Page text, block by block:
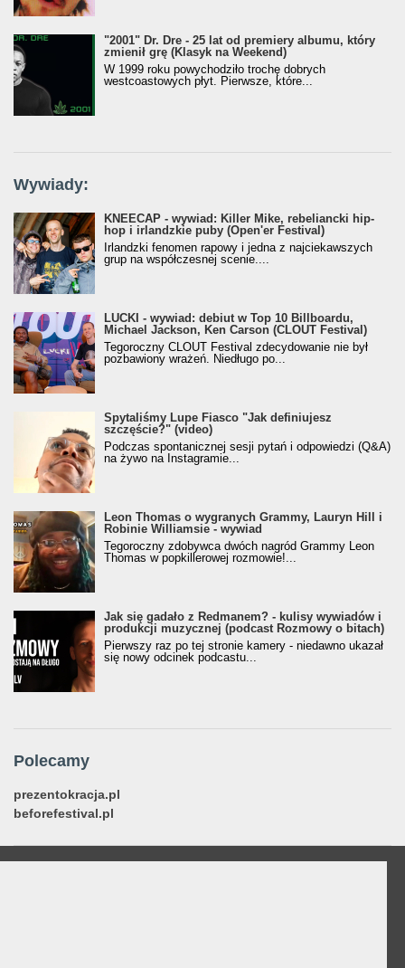
"2001" Dr. Dre - 25 lat od premiery albumu, który
zmienił grę (Klasyk na Weekend)
W 1999 roku powychodziło trochę dobrych
westcoastowych płyt. Pierwsze, które...
Wywiady:
KNEECAP - wywiad: Killer Mike, rebeliancki hip-
hop i irlandzkie puby (Open'er Festival)
Irlandzki fenomen rapowy i jedna z najciekawszych
grup na współczesnej scenie....
LUCKI - wywiad: debiut w Top 10 Billboardu,
Michael Jackson, Ken Carson (CLOUT Festival)
Tegoroczny CLOUT Festival zdecydowanie nie był
pozbawiony wrażeń. Niedługo po...
Spytaliśmy Lupe Fiasco "Jak definiujesz
szczęście?" (video)
Podczas spontanicznej sesji pytań i odpowiedzi (Q&A)
na żywo na Instagramie...
Leon Thomas o wygranych Grammy, Lauryn Hill i
Robinie Williamsie - wywiad
Tegoroczny zdobywca dwóch nagród Grammy Leon
Thomas w popkillerowej rozmowie!...
Jak się gadało z Redmanem? - kulisy wywiadów i
produkcji muzycznej (podcast Rozmowy o bitach)
Pierwszy raz po tej stronie kamery - niedawno ukazał
się nowy odcinek podcastu...
Polecamy
prezentokracja.pl
beforefestival.pl